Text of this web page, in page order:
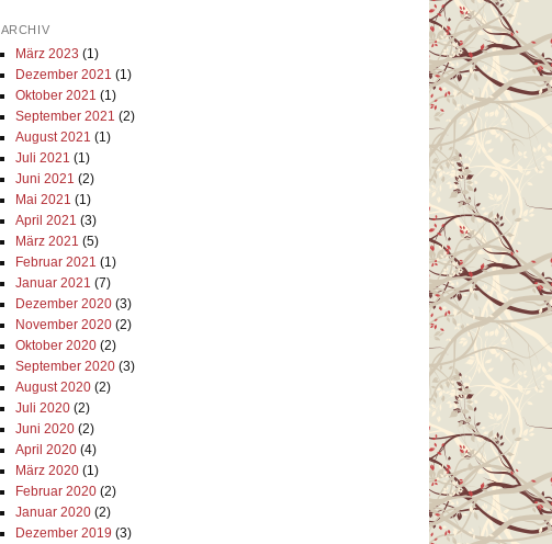
ARCHIV
März 2023 (1)
Dezember 2021 (1)
Oktober 2021 (1)
September 2021 (2)
August 2021 (1)
Juli 2021 (1)
Juni 2021 (2)
Mai 2021 (1)
April 2021 (3)
März 2021 (5)
Februar 2021 (1)
Januar 2021 (7)
Dezember 2020(3)
November 2020(2)
Oktober 2020(2)
September 2020(3)
August 2020(2)
Juli 2020(2)
Juni 2020(2)
April 2020(4)
März 2020(1)
Februar 2020(2)
Januar 2020(2)
Dezember 2019 (3)